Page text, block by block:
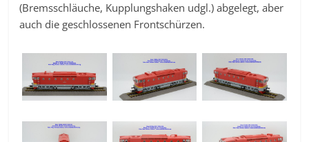
(Bremsschläuche, Kupplungshaken udgl.) abgelegt, aber
auch die geschlossenen Frontschürzen.